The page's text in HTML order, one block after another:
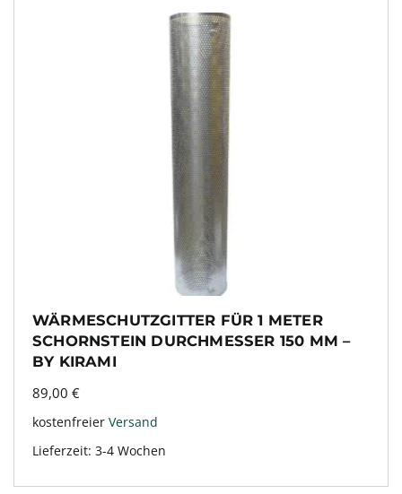
WÄRMESCHUTZGITTER FÜR 1 METER
SCHORNSTEIN DURCHMESSER 150 MM –
BY KIRAMI
89,00 €
kostenfreier Versand
Lieferzeit: 3-4 Wochen